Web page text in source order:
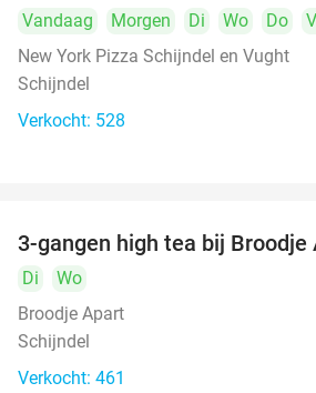
Vandaag Morgen Di Wo Do
New York Pizza Schijndel en Vught
Schijndel
Verkocht: 528
3-gangen high tea bij Broodje
Di
Wo
Broodje Apart
Schijndel
Verkocht: 461